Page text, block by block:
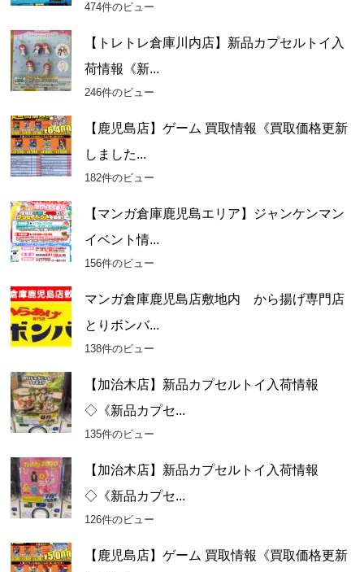
474件のビュー
【トレトレ倉庫川内店】新品カプセルトイ入
荷情報《新...
246件のビュー
【鹿児島店】ゲーム 買取情報《買取価格更新
しました...
182件のビュー
【マンガ倉庫鹿児島エリア】ジャンケンマン
イベント情...
156件のビュー
マンガ倉庫鹿児島店敷地内 から揚げ専門店
とりボンバ...
138件のビュー
【加治木店】新品カプセルトイ入荷情報
◇《新品カプセ...
135件のビュー
【加治木店】新品カプセルトイ入荷情報
◇《新品カプセ...
126件のビュー
【鹿児島店】ゲーム 買取情報《買取価格更新